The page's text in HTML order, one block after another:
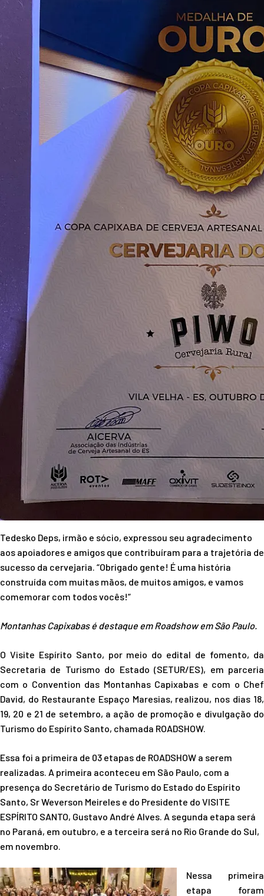
Tedesko Deps, irmão e sócio, expressou seu agradecimento
aos apoiadores e amigos que contribuíram para a trajetória de
sucesso da cervejaria. “Obrigado gente! É uma história
construída com muitas mãos, de muitos amigos, e vamos
comemorar com todos vocês!”
Montanhas Capixabas é destaque em Roadshow em São Paulo.
O Visite Espírito Santo, por meio do edital de fomento, da
Secretaria de Turismo do Estado (SETUR/ES), em parceria
com o Convention das Montanhas Capixabas e com o Chef
David, do Restaurante Espaço Maresias, realizou, nos dias 18,
19, 20 e 21 de setembro, a ação de promoção e divulgação do
Turismo do Espírito Santo, chamada ROADSHOW.
Essa foi a primeira de 03 etapas de ROADSHOW a serem
realizadas. A primeira aconteceu em São Paulo, com a
presença do Secretário de Turismo do Estado do Espírito
Santo, Sr Weverson Meireles e do Presidente do VISITE
ESPÍRITO SANTO, Gustavo André Alves. A segunda etapa será
no Paraná, em outubro, e a terceira será no Rio Grande do Sul,
em novembro.
Nessa primeira
etapa foram